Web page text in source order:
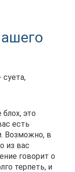
суета,
это
есть
Возможно, в
из вас
говорит о
терпеть, и